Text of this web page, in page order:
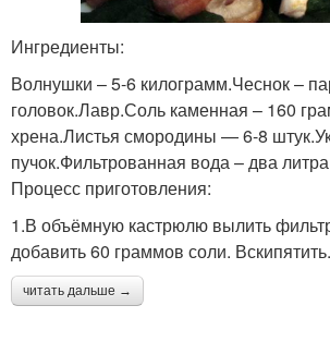
Ингредиенты:
Волнушки – 5-6 килограмм.Чеснок –
головок.Лавр.Соль каменная – 160
хрена.Листья смородины — 6-8
пучок.Фильтрованная вода – два
Процесс приготовления:
1.В объёмную кастрюлю вылить
добавить 60 граммов соли. Вскипятить.
читать дальше →